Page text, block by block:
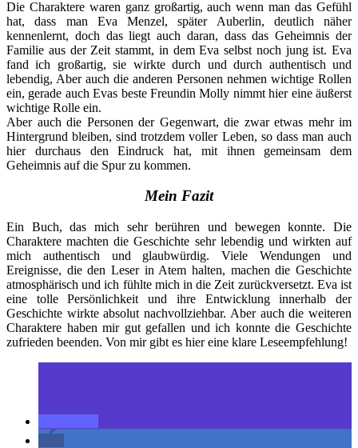
Die Charaktere waren ganz großartig, auch wenn man das Gefühl
hat, dass man Eva Menzel, später Auberlin, deutlich näher
kennenlernt, doch das liegt auch daran, dass das Geheimnis der
Familie aus der Zeit stammt, in dem Eva selbst noch jung ist. Eva
fand ich großartig, sie wirkte durch und durch authentisch und
lebendig, Aber auch die anderen Personen nehmen wichtige Rollen
ein, gerade auch Evas beste Freundin Molly nimmt hier eine äußerst
wichtige Rolle ein.
Aber auch die Personen der Gegenwart, die zwar etwas mehr im
Hintergrund bleiben, sind trotzdem voller Leben, so dass man auch
hier durchaus den Eindruck hat, mit ihnen gemeinsam dem
Geheimnis auf die Spur zu kommen.
Mein Fazit
Ein Buch, das mich sehr berühren und bewegen konnte. Die
Charaktere machten die Geschichte sehr lebendig und wirkten auf
mich authentisch und glaubwürdig. Viele Wendungen und
Ereignisse, die den Leser in Atem halten, machen die Geschichte
atmosphärisch und ich fühlte mich in die Zeit zurückversetzt. Eva ist
eine tolle Persönlichkeit und ihre Entwicklung innerhalb der
Geschichte wirkte absolut nachvollziehbar. Aber auch die weiteren
Charaktere haben mir gut gefallen und ich konnte die Geschichte
zufrieden beenden. Von mir gibt es hier eine klare Leseempfehlung!